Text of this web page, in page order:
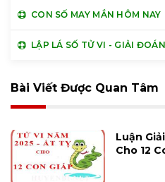
CON SỐ MAY MẮN HÔM NAY
LẬP LÁ SỐ TỬ VI - GIẢI ĐOÁN
Bài Viết Được Quan Tâm
Luận
Cho 12